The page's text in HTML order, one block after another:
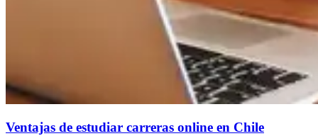
Ventajas de estudiar carreras online en Chile